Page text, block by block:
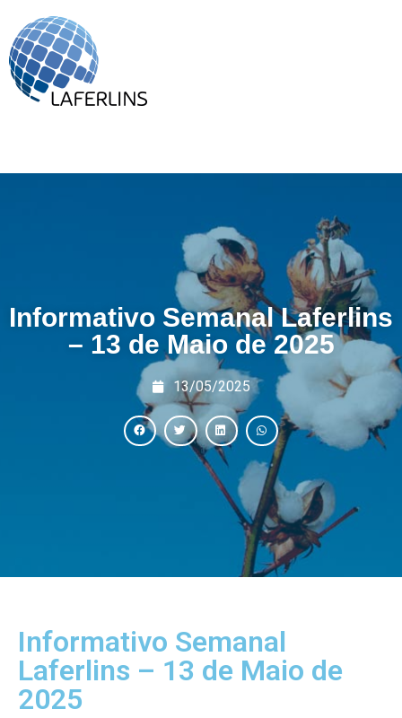
Informativo Semanal Laferlins
– 13 de Maio de 2025
13/05/2025
Informativo Semanal
Laferlins – 13 de Maio de
2025